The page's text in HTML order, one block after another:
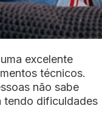
excelente
técnicos.
não sabe
tendo dificuldades